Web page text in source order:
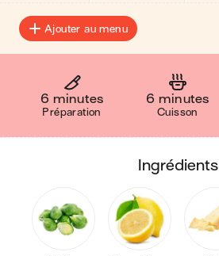
Ajouter au menu
6 minutes
Préparation
6 minutes
Cuisson
ingrédients